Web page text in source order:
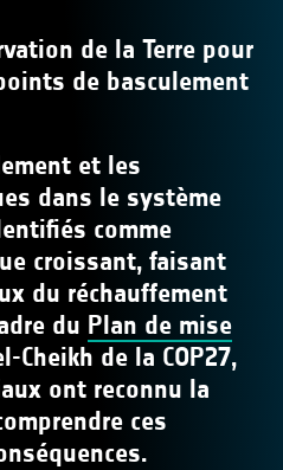
de la Terre pour
de basculement
et les
dans le système
comme
croissant, faisant
du réchauffement
du Plan de mise
Cheikh de la COP27,
ont reconnu la
ces